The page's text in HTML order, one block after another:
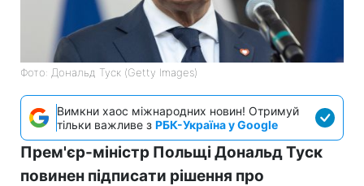
Фото: Дональд Туск (Getty Images)
Вимкни хаос міжнародних новин! Отримуй
тільки важливе з РБК-Україна у Google
Прем'єр-міністр Польщі Дональд Туск
повинен підписати рішення про